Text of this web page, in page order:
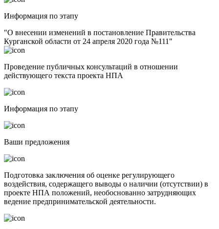
Информация по этапу
"О внесении изменений в постановление Правительства
Курганской области от 24 апреля 2020 года №111"
Проведение публичных консультаций в отношении
действующего текста проекта НПА
Информация по этапу
Ваши предложения
Подготовка заключения об оценке регулирующего
воздействия, содержащего выводы о наличии (отсутствии) в
проекте НПА положений, необоснованно затрудняющих
ведение предпринимательской деятельности.